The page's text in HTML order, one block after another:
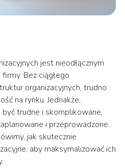
jest nieodłącznym
Bez ciągłego
organizacyjnych, trudno
na rynku. Jednakże,
trudne i skomplikowane,
i przeprowadzone.
jak skutecznie
aby maksymalizować ich